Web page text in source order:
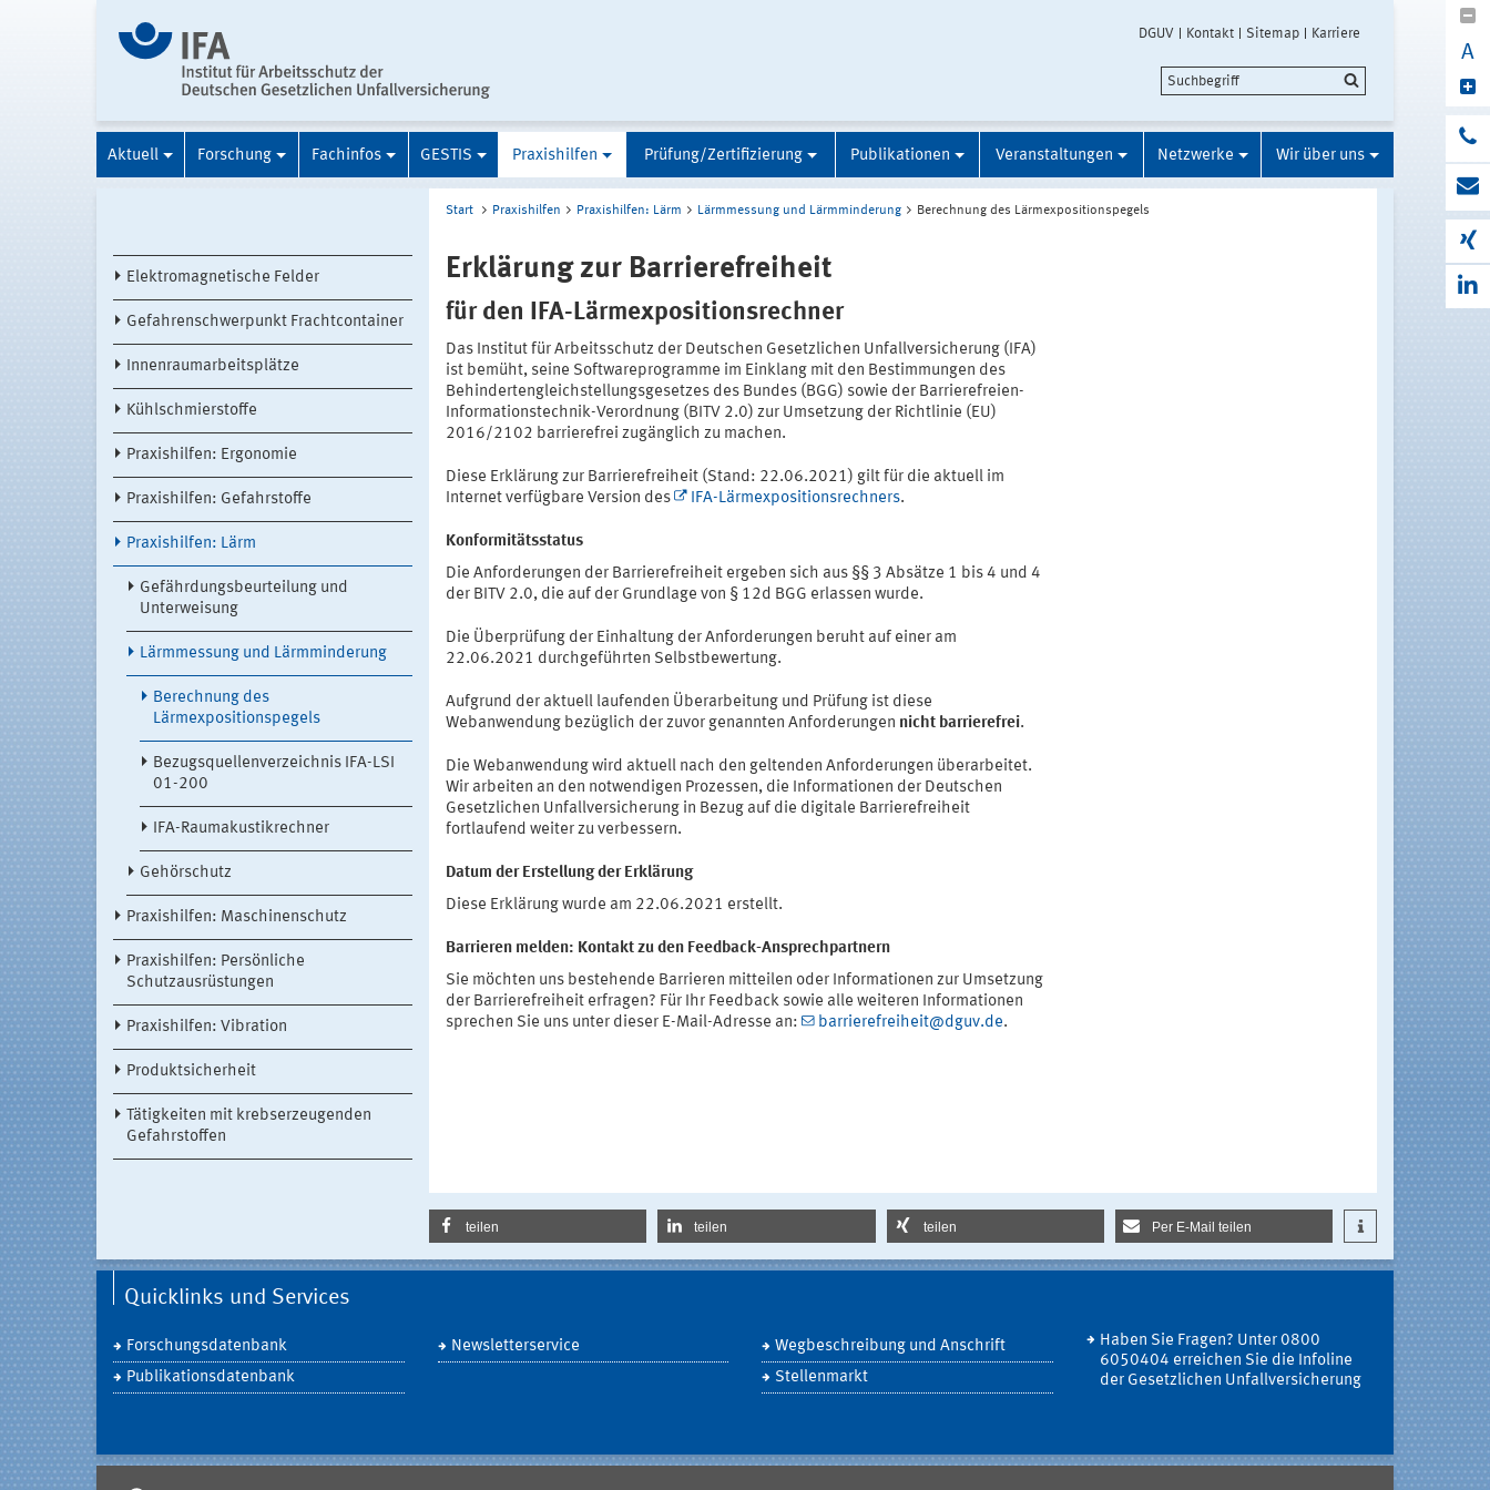
DGUV Kontakt Sitemap Karriere
A
Aktuell Forschung Fachinfos GESTIS Praxishilfen Prüfung/Zertifizierung Publikationen Veranstaltungen Netzwerke Wir über uns
Elektromagnetische Felder
Gefahrenschwerpunkt Frachtcontainer
Innenraumarbeitsplätze
Kühlschmierstoffe
Praxishilfen: Ergonomie
Praxishilfen: Gefahrstoffe
Praxishilfen: Lärm
Gefährdungsbeurteilung und
Unterweisung
Lärmmessung und Lärmminderung
Berechnung des
Lärmexpositionspegels
Bezugsquellenverzeichnis IFA-LSI
01-200
IFA-Raumakustikrechner
Gehörschutz
Praxishilfen: Maschinenschutz
Praxishilfen: Persönliche
Schutzausrüstungen
Praxishilfen: Vibration
Produktsicherheit
Tätigkeiten mit krebserzeugenden
Gefahrstoffen
Start Praxishilfen Praxishilfen: Lärm Lärmmessung und Lärmminderung Berechnung des Lärmexpositionspegels
Erklärung zur Barrierefreiheit
für den IFA-Lärmexpositionsrechner
Das Institut für Arbeitsschutz der Deutschen Gesetzlichen Unfallversicherung (IFA)
ist bemüht, seine Softwareprogramme im Einklang mit den Bestimmungen des
Behindertengleichstellungsgesetzes des Bundes (BGG) sowie der Barrierefreien-
Informationstechnik-Verordnung (BITV 2.0) zur Umsetzung der Richtlinie (EU)
2016/2102 barrierefrei zugänglich zu machen.
Diese Erklärung zur Barrierefreiheit (Stand: 22.06.2021) gilt für die aktuell im
Internet verfügbare Version des
IFA-Lärmexpositionsrechners.
Konformitätsstatus
Die Anforderungen der Barrierefreiheit ergeben sich aus §§ 3 Absätze 1 bis 4 und 4
der BITV 2.0, die auf der Grundlage von § 12d BGG erlassen wurde.
Die Überprüfung der Einhaltung der Anforderungen beruht auf einer am
22.06.2021 durchgeführten Selbstbewertung.
Aufgrund der aktuell laufenden Überarbeitung und Prüfung ist diese
Webanwendung bezüglich der zuvor genannten Anforderungen nicht barrierefrei.
Die Webanwendung wird aktuell nach den geltenden Anforderungen überarbeitet.
Wir arbeiten an den notwendigen Prozessen, die Informationen der Deutschen
Gesetzlichen Unfallversicherung in Bezug auf die digitale Barrierefreiheit
fortlaufend weiter zu verbessern.
Datum der Erstellung der Erklärung
Diese Erklärung wurde am 22.06.2021 erstellt.
Barrieren melden: Kontakt zu den Feedback-Ansprechpartnern
Sie möchten uns bestehende Barrieren mitteilen oder Informationen zur Umsetzung
der Barrierefreiheit erfragen? Für Ihr Feedback sowie alle weiteren Informationen
sprechen Sie uns unter dieser E-Mail-Adresse an:
barrierefreiheit@dguv.de.
teilen teilen teilen Per E-Mail teilen
Quicklinks und Services
Forschungsdatenbank
Publikationsdatenbank
Newsletterservice
Wegbeschreibung und Anschrift
Stellenmarkt
Haben Sie Fragen? Unter 0800
6050404 erreichen Sie die Infoline
der Gesetzlichen Unfallversicherung